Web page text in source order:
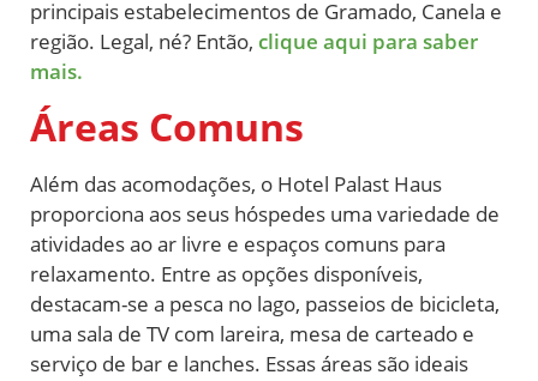
principais estabelecimentos de Gramado, Canela e
região. Legal, né? Então, clique aqui para saber
mais.
Áreas Comuns
Além das acomodações, o Hotel Palast Haus
proporciona aos seus hóspedes uma variedade de
atividades ao ar livre e espaços comuns para
relaxamento. Entre as opções disponíveis,
destacam-se a pesca no lago, passeios de bicicleta,
uma sala de TV com lareira, mesa de carteado e
serviço de bar e lanches. Essas áreas são ideais